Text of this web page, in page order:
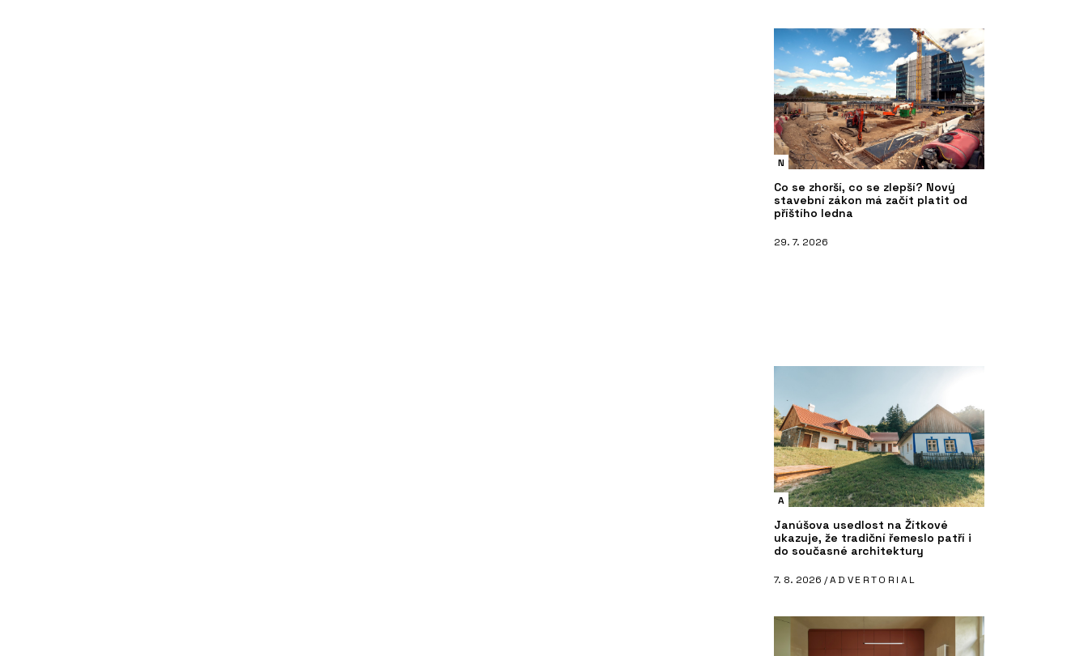
N
Co se zhorší, co se zlepší? Nový
stavební zákon má začít platit od
příštího ledna
29. 7. 2026
A
Janúšova usedlost na Žítkové
ukazuje, že tradiční řemeslo patří i
do současné architektury
7. 8. 2026 /ADVERTORIAL